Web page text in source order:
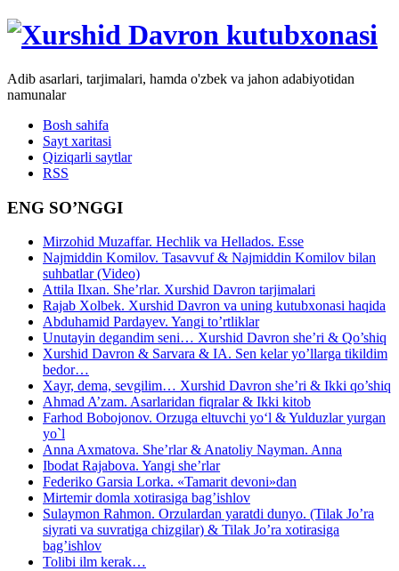
Adib asarlari, tarjimalari, hamda o'zbek va jahon adabiyotidan
namunalar
Bosh sahifa
Sayt xaritasi
Qiziqarli saytlar
RSS
ENG SO’NGGI
Mirzohid Muzaffar. Hechlik va Hellados. Esse
Najmiddin Komilov. Tasavvuf & Najmiddin Komilov bilan
suhbatlar (Video)
Attila Ilxan. She’rlar. Xurshid Davron tarjimalari
Rajab Xolbek. Xurshid Davron va uning kutubxonasi haqida
Abduhamid Pardayev. Yangi to’rtliklar
Unutayin degandim seni… Xurshid Davron she’ri & Qo’shiq
Xurshid Davron & Sarvara & IA. Sen kelar yo’llarga tikildim
bedor…
Xayr, dema, sevgilim… Xurshid Davron she’ri & Ikki qo’shiq
Ahmad A’zam. Asarlaridan fiqralar & Ikki kitob
Farhod Bobojonov. Orzuga eltuvchi yo‘l & Yulduzlar yurgan
yo`l
Anna Axmatova. She’rlar & Anatoliy Nayman. Anna
Ibodat Rajabova. Yangi she’rlar
Federiko Garsia Lorka. «Tamarit devoni»dan
Mirtemir domla xotirasiga bag’ishlov
Sulaymon Rahmon. Orzulardan yaratdi dunyo. (Tilak Jo’ra
siyrati va suvratiga chizgilar) & Tilak Jo’ra xotirasiga
bag’ishlov
Tolibi ilm kerak…